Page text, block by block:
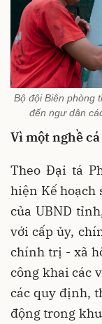
Bộ đội Biên phòng
đến ngư dân
Vì một nghề
Theo Đại tá
hiện Kế hoạch
của UBND
với cấp ủy,
chính trị - xã
công khai các
các quy định,
động trong